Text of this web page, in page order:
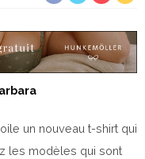
un nouveau t-shirt qui
les modèles qui sont